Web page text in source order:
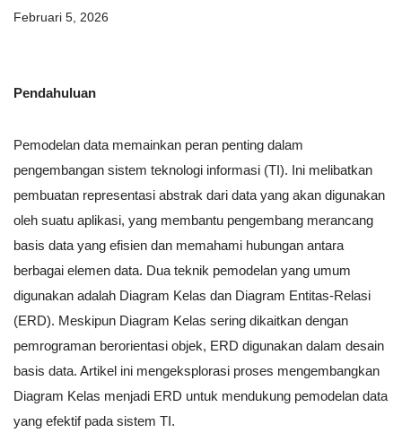
Februari 5, 2026
Pendahuluan
Pemodelan data memainkan peran penting dalam
pengembangan sistem teknologi informasi (TI). Ini melibatkan
pembuatan representasi abstrak dari data yang akan digunakan
oleh suatu aplikasi, yang membantu pengembang merancang
basis data yang efisien dan memahami hubungan antara
berbagai elemen data. Dua teknik pemodelan yang umum
digunakan adalah Diagram Kelas dan Diagram Entitas-Relasi
(ERD). Meskipun Diagram Kelas sering dikaitkan dengan
pemrograman berorientasi objek, ERD digunakan dalam desain
basis data. Artikel ini mengeksplorasi proses mengembangkan
Diagram Kelas menjadi ERD untuk mendukung pemodelan data
yang efektif pada sistem TI.